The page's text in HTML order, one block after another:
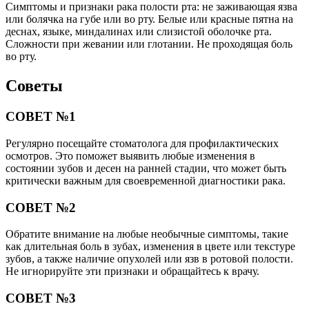
Симптомы и признаки рака полости рта: не заживающая язва
или болячка на губе или во рту. Белые или красные пятна на
деснах, языке, миндалинах или слизистой оболочке рта.
Сложности при жевании или глотании. Не проходящая боль
во рту.
Советы
СОВЕТ №1
Регулярно посещайте стоматолога для профилактических
осмотров. Это поможет выявить любые изменения в
состоянии зубов и десен на ранней стадии, что может быть
критически важным для своевременной диагностики рака.
СОВЕТ №2
Обратите внимание на любые необычные симптомы, такие
как длительная боль в зубах, изменения в цвете или текстуре
зубов, а также наличие опухолей или язв в ротовой полости.
Не игнорируйте эти признаки и обращайтесь к врачу.
СОВЕТ №3